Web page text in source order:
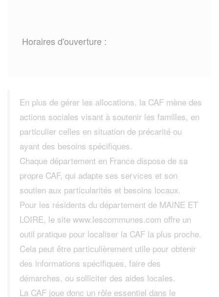
Horaires d'ouverture :
En plus de gérer les allocations, la CAF mène des
actions sociales visant à soutenir les familles, en
particulier celles en situation de précarité ou
ayant des besoins spécifiques.
Chaque département en France dispose de sa
propre CAF, qui adapte ses services et son
soutien aux particularités et besoins locaux.
Pour les résidents du département de MAINE ET
LOIRE, le site www.lescommunes.com offre un
outil pratique pour localiser la CAF la plus proche.
Cela peut être particulièrement utile pour obtenir
des informations spécifiques, faire des
démarches, ou solliciter des aides locales.
La CAF joue donc un rôle essentiel dans le